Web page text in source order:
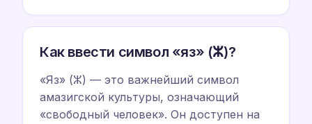
Как ввести символ «яз» (ⵣ)?
«Яз» (ⵣ) — это важнейший символ
амазигской культуры, означающий
«свободный человек». Он доступен на